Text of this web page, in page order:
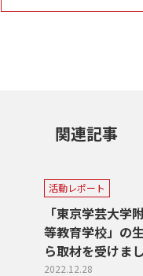
関連記事
活動レポート
「東京学芸大学
等教育学校」の
ら取材を受けま
2022.12.28